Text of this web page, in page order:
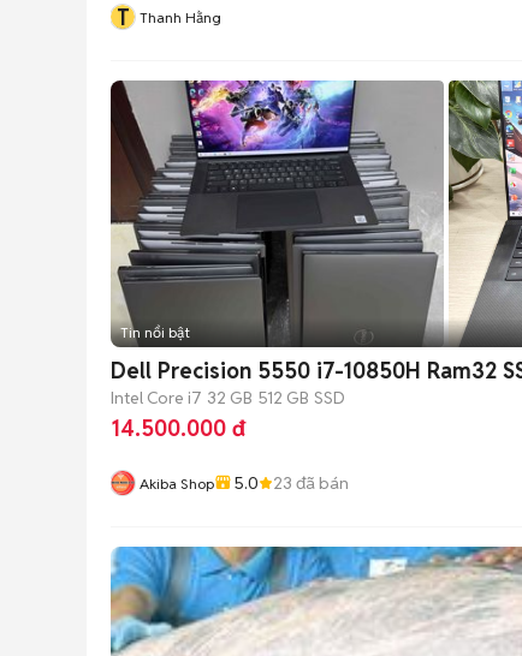
T Thanh Hằng
Tin nổi bật
Dell Precision 5550 i7-10850H Ram32
Intel Core i7 32 GB 512 GB SSD
14.500.000 đ
Akiba Shop 5.0 23 đã bán